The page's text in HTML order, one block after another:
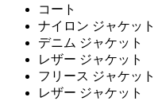
コート
ナイロン ジャケット
デニム ジャケット
レザー ジャケット
フリース ジャケット
レザー ジャケット